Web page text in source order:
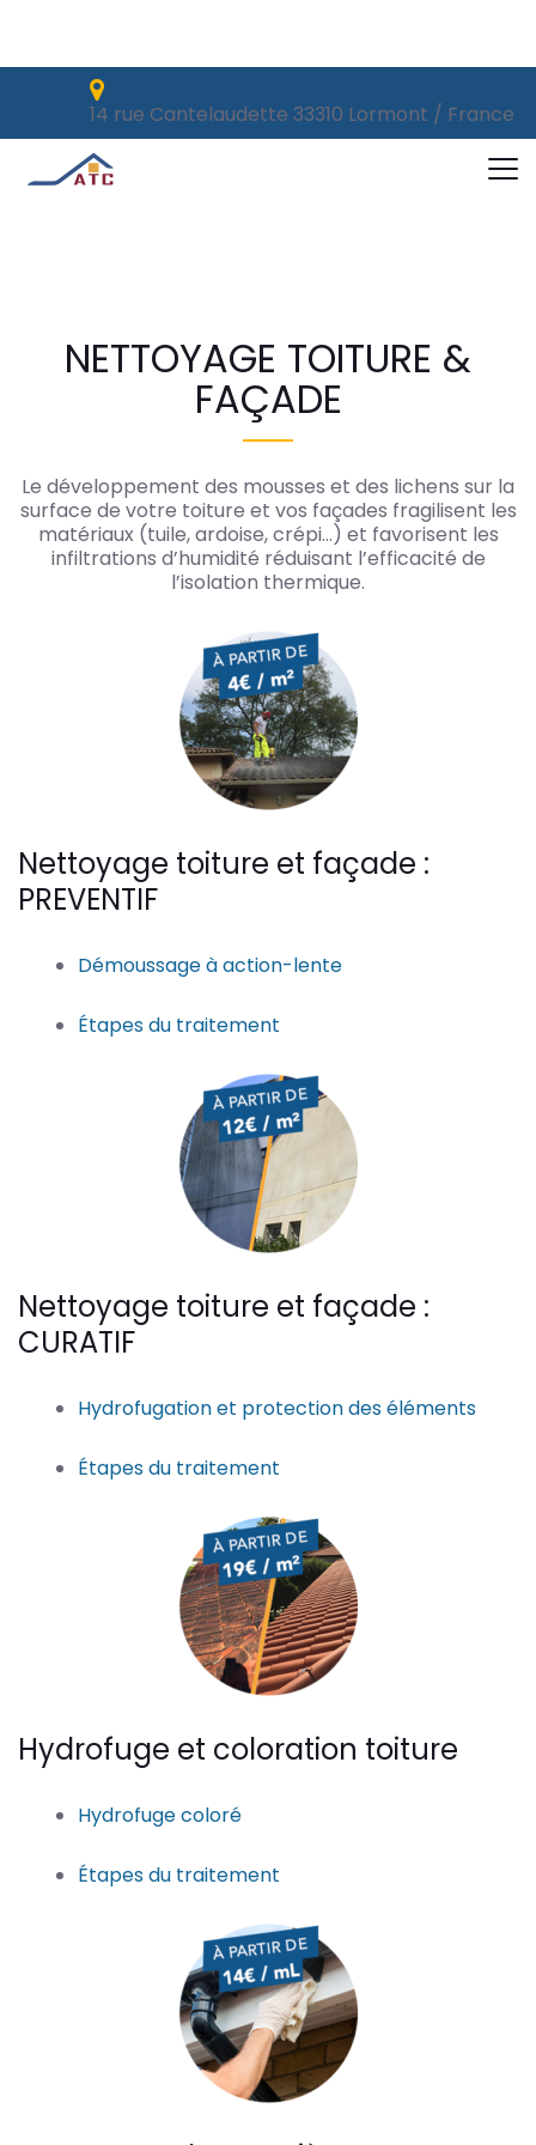
ISOLATION NETTOYAGE
14 rue Cantelaudette 33310 Lormont / France
NETTOYAGE TOITURE &
FAÇADE
Le développement des mousses et des lichens sur la
surface de votre toiture et vos façades fragilisent les
matériaux (tuile, ardoise, crépi…) et favorisent les
infiltrations d’humidité réduisant l’efficacité de
l’isolation thermique.
Nettoyage toiture et façade :
PREVENTIF
Démoussage à action-lente
Étapes du traitement
Nettoyage toiture et façade :
CURATIF
Hydrofugation et protection des éléments
Étapes du traitement
Hydrofuge et coloration toiture
Hydrofuge coloré
Étapes du traitement